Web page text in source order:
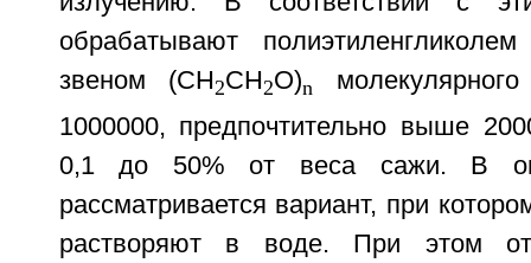
обрабатывают
звеном (CH2CH2O)n
1000000, предпочтительно выше
0,1 до 50% от веса сажи. В
рассматривается вариант, при
растворяют в воде. При этом